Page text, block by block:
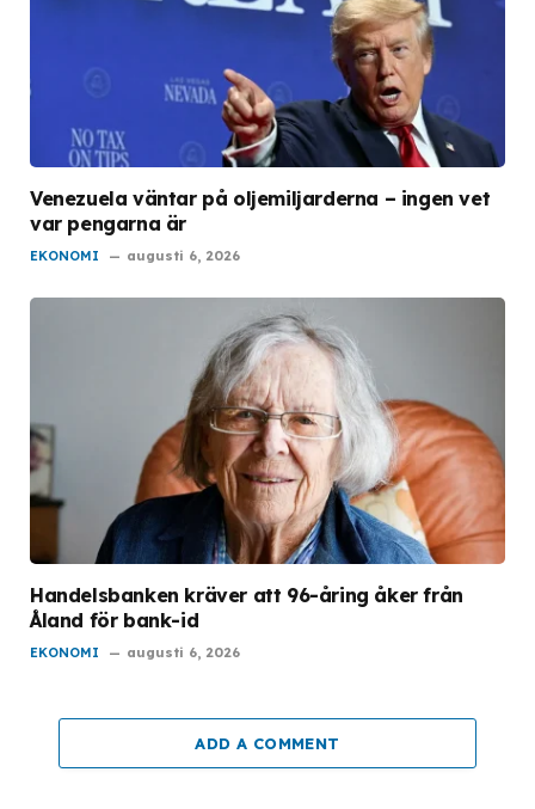
Venezuela väntar på oljemiljarderna – ingen vet
var pengarna är
EKONOMI augusti 6, 2026
Handelsbanken kräver att 96-åring åker från
Åland för bank-id
EKONOMI augusti 6, 2026
ADD A COMMENT